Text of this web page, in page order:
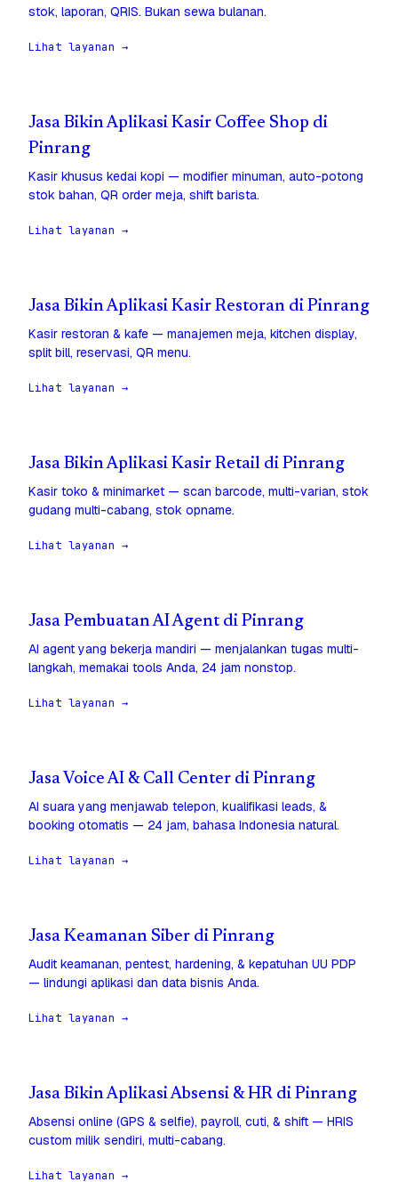
stok, laporan, QRIS. Bukan sewa bulanan.
Lihat layanan →
Jasa Bikin Aplikasi Kasir Coffee Shop di
Pinrang
Kasir khusus kedai kopi — modifier minuman, auto-potong
stok bahan, QR order meja, shift barista.
Lihat layanan →
Jasa Bikin Aplikasi Kasir Restoran di Pinrang
Kasir restoran & kafe — manajemen meja, kitchen display,
split bill, reservasi, QR menu.
Lihat layanan →
Jasa Bikin Aplikasi Kasir Retail di Pinrang
Kasir toko & minimarket — scan barcode, multi-varian, stok
gudang multi-cabang, stok opname.
Lihat layanan →
Jasa Pembuatan AI Agent di Pinrang
AI agent yang bekerja mandiri — menjalankan tugas multi-
langkah, memakai tools Anda, 24 jam nonstop.
Lihat layanan →
Jasa Voice AI & Call Center di Pinrang
AI suara yang menjawab telepon, kualifikasi leads, &
booking otomatis — 24 jam, bahasa Indonesia natural.
Lihat layanan →
Jasa Keamanan Siber di Pinrang
Audit keamanan, pentest, hardening, & kepatuhan UU PDP
— lindungi aplikasi dan data bisnis Anda.
Lihat layanan →
Jasa Bikin Aplikasi Absensi & HR di Pinrang
Absensi online (GPS & selfie), payroll, cuti, & shift — HRIS
custom milik sendiri, multi-cabang.
Lihat layanan →